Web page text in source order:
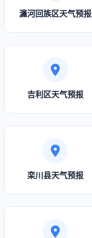
瀍河回族区天气预报
吉利区天气预报
栾川县天气预报